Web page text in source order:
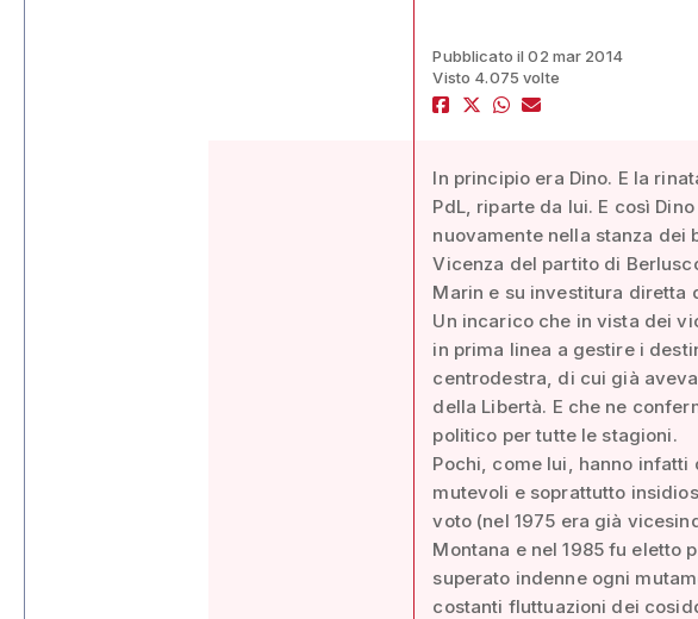
Pubblicato il 02 mar 2014
Visto 4.075 volte
In principio era Dino. E la
PdL, riparte da lui. E così
nuovamente nella stanza
Vicenza del partito di
Marin e su investitura diretta
Un incarico che in vista dei
in prima linea a gestire i
centrodestra, di cui già
della Libertà. E che ne
politico per tutte le stagioni.
Pochi, come lui, hanno
mutevoli e soprattutto
voto (nel 1975 era già
Montana e nel 1985 fu eletto
superato indenne ogni
costanti fluttuazioni dei